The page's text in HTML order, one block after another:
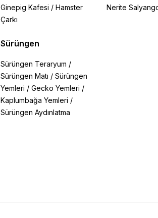
Ginepig Kafesi / Hamster
Çarkı
Sürüngen
Sürüngen Teraryum /
Sürüngen Matı / Sürüngen
Yemleri / Gecko Yemleri /
Kaplumbağa Yemleri /
Sürüngen Aydınlatma
Nerite